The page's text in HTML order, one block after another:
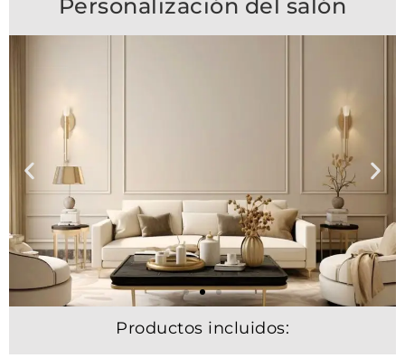
Personalización del salón
Productos incluidos: